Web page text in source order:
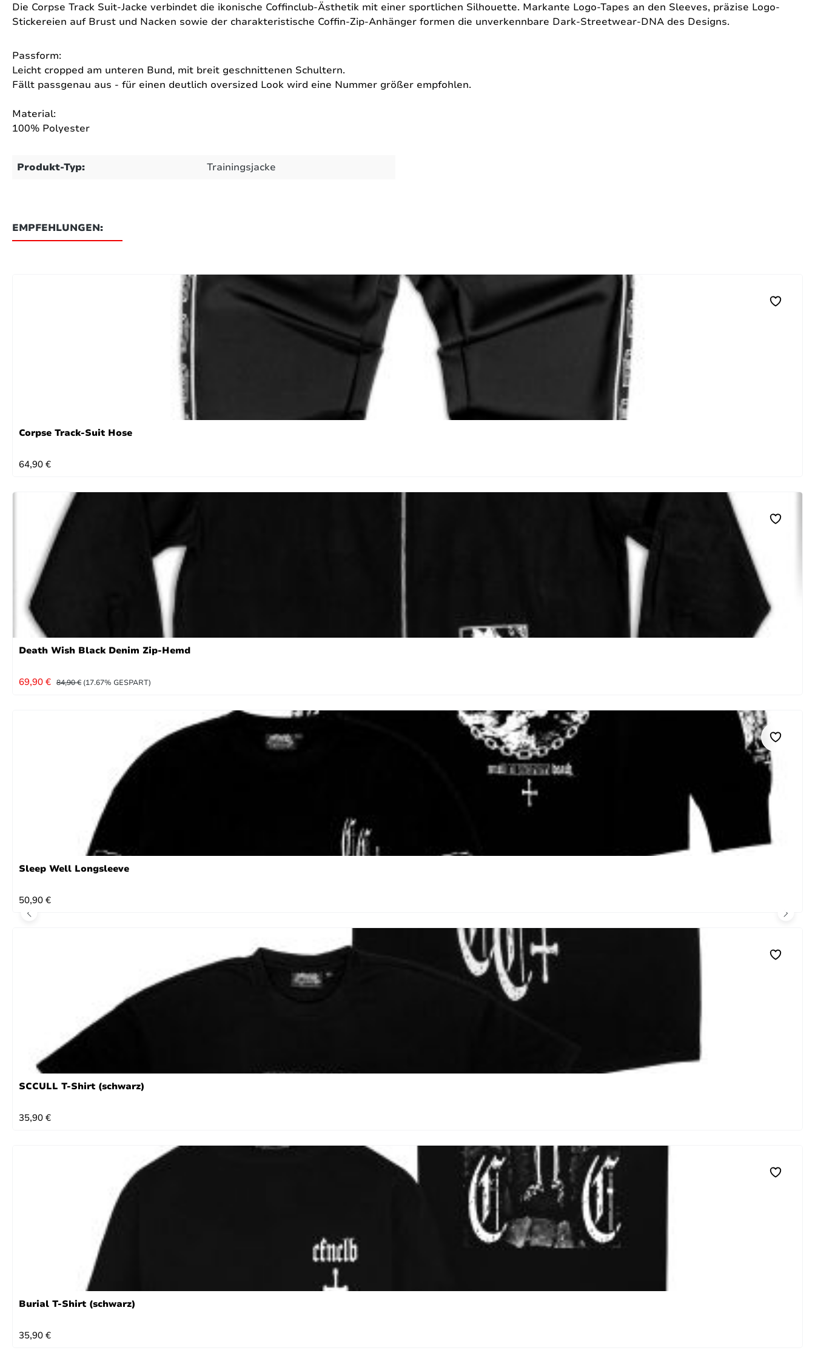
Die Corpse Track Suit-Jacke verbindet die ikonische Coffinclub-Ästhetik mit einer sportlichen Silhouette. Markante Logo-Tapes an den Sleeves, präzise Logo-
Stickereien auf Brust und Nacken sowie der charakteristische Coffin-Zip-Anhänger formen die unverkennbare Dark-Streetwear-DNA des Designs.
Passform:
Leicht cropped am unteren Bund, mit breit geschnittenen Schultern.
Fällt passgenau aus - für einen deutlich oversized Look wird eine Nummer größer empfohlen.
Material:
100% Polyester
Produkt-Typ: Trainingsjacke
EMPFEHLUNGEN:
Corpse Track-Suit Hose
REGULÄRER PREIS:
64,90 €
Death Wish Black Denim Zip-Hemd
VERKAUFSPREIS:
69,90 € REGULÄRER PREIS:
84,90 € (17.67% GESPART)
Sleep Well Longsleeve
REGULÄRER PREIS:
50,90 €
SCCULL T-Shirt (schwarz)
REGULÄRER PREIS:
35,90 €
Burial T-Shirt (schwarz)
REGULÄRER PREIS:
35,90 €